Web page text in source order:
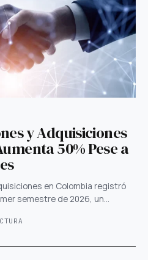
y Adquisiciones
50% Pese a
en Colombia registró
semestre de 2026, un…